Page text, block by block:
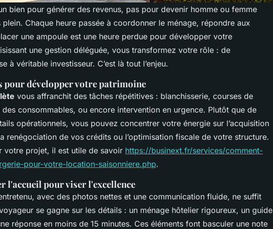
bien pour générer des revenus, pas pour devenir homme ou femme
plein. Chaque heure passée à coordonner le ménage, répondre aux
une ampoule est une heure perdue pour développer votre
une gestion déléguée, vous transformez votre rôle : de
à véritable investisseur. C’est là tout l’enjeu.
pour développer votre patrimoine
vous affranchit des tâches répétitives : blanchisserie, courses de
consommables, ou encore intervention en urgence. Plutôt que de
opérationnels, vous pouvez concentrer votre énergie sur l’acquisition
renégociation de vos crédits ou l’optimisation fiscale de votre structure.
votre projet, il est utile de savoir https://businext.fr/services/comment-
pour-votre-location-saisonniere.php.
l'accueil pour viser l'excellence
avec des photos nettes et une communication fluide, ne suffit
se gagne sur les détails : un ménage hôtelier rigoureux, un guide
réponse en moins de 15 minutes. Ces éléments font basculer une note